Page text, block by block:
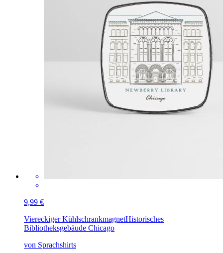
9,99 €
Viereckiger KühlschrankmagnetHistorisches
Bibliotheksgebäude Chicago
von Sprachshirts